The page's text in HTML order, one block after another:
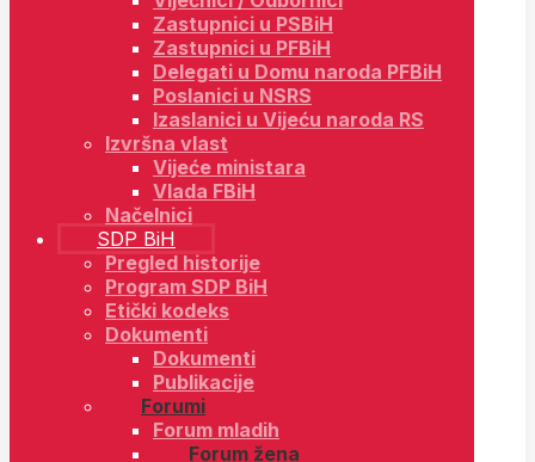
Zastupnici u PSBiH
Zastupnici u PFBiH
Delegati u Domu naroda PFBiH
Poslanici u NSRS
Izaslanici u Vijeću naroda RS
Izvršna vlast
Vijeće ministara
Vlada FBiH
Načelnici
SDP BiH
Pregled historije
Program SDP BiH
Etički kodeks
Dokumenti
Dokumenti
Publikacije
Forumi
Forum mladih
Forum žena